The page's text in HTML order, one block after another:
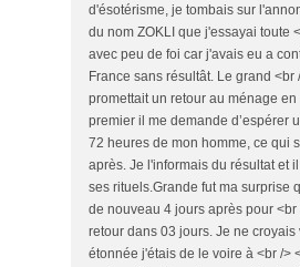
d'ésotérisme, je tombais sur
du nom ZOKLI que j'essayai toute
avec peu de foi car j'avais eu a
France sans résultât. Le grand <br
promettait un retour au ménage en
premier il me demande d’espérer
72 heures de mon homme, ce qui
après. Je l'informais du résultat et
ses rituels.Grande fut ma surprise
de nouveau 4 jours après pour
retour dans 03 jours. Je ne
étonnée j'étais de le voire à <br />